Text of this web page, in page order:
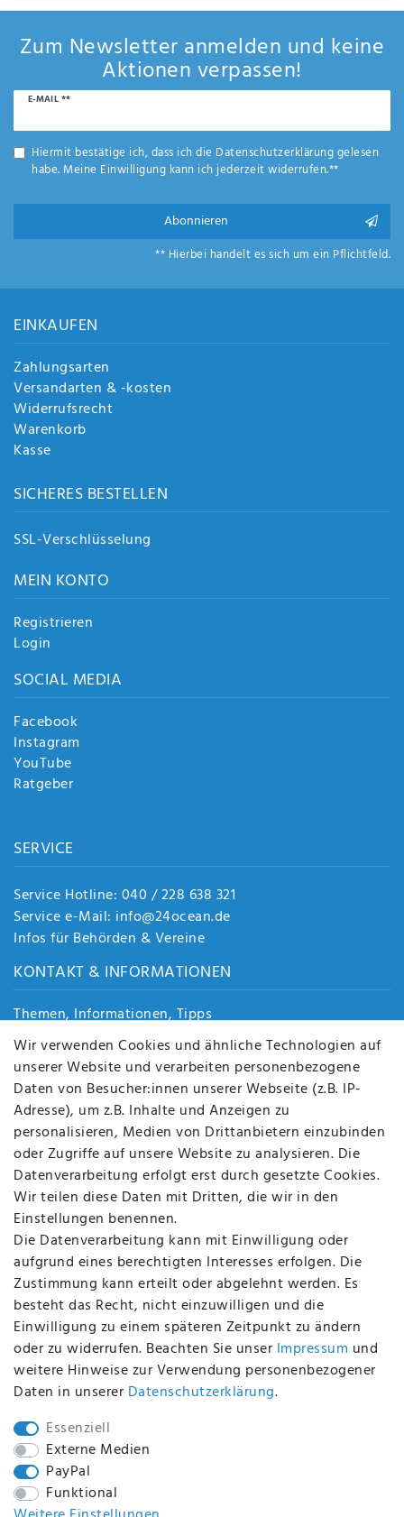
Zum Newsletter anmelden und keine
Aktionen verpassen!
E-MAIL **
Newsletter
Hiermit bestätige ich, dass ich die Daten­schutz­erklärunggelesen
habe. Meine Einwilligung kann ich jederzeit widerrufen.**
Abonnieren
** Hierbei handelt es sich um ein Pflichtfeld.
EINKAUFEN
Zahlungsarten
Versandarten & -kosten
Widerrufsrecht
Warenkorb
Kasse
SICHERES BESTELLEN
SSL-Verschlüsselung
MEIN KONTO
Registrieren
Login
SOCIAL MEDIA
Facebook
Instagram
YouTube
Ratgeber
SERVICE
Service Hotline: 040 / 228 638 321
Service e-Mail: info@24ocean.de
Infos für Behörden & Vereine
KONTAKT & INFORMATIONEN
Themen, Informationen, Tipps
Jobs
Über uns
Kontakt
Datenschutz
AGB
FAQ
Batterieentsorgung
Altölverordnung
Impressum
BEQUEM UND SICHER BEZAHLEN MIT
BEI UNS SIND SIE SICHER!
WIR VERSENDEN MIT
Wir verwenden Cookies und ähnliche Technologien auf
unserer Website und verarbeiten personenbezogene
Daten von Besucher:innen unserer Webseite (z.B. IP-
Adresse), um z.B. Inhalte und Anzeigen zu
personalisieren, Medien von Drittanbietern einzubinden
oder Zugriffe auf unsere Website zu analysieren. Die
Datenverarbeitung erfolgt erst durch gesetzte Cookies.
Wir teilen diese Daten mit Dritten, die wir in den
Einstellungen benennen.
Die Datenverarbeitung kann mit Einwilligung oder
aufgrund eines berechtigten Interesses erfolgen. Die
Zustimmung kann erteilt oder abgelehnt werden. Es
besteht das Recht, nicht einzuwilligen und die
Einwilligung zu einem späteren Zeitpunkt zu ändern
oder zu widerrufen. Beachten Sie unser Impressum und
weitere Hinweise zur Verwendung personenbezogener
Daten in unserer Daten­schutz­erklärung.
Essenziell
Externe Medien
PayPal
Funktional